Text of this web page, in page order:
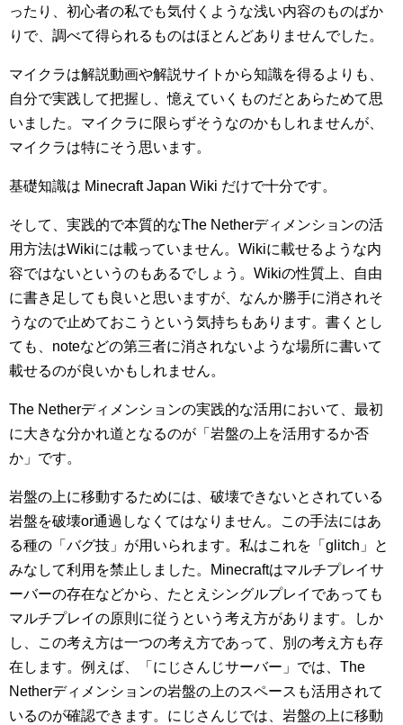
ったり、初心者の私でも気付くような浅い内容のものばか
りで、調べて得られるものはほとんどありませんでした。
マイクラは解説動画や解説サイトから知識を得るよりも、
自分で実践して把握し、憶えていくものだとあらためて思
いました。マイクラに限らずそうなのかもしれませんが、
マイクラは特にそう思います。
基礎知識は Minecraft Japan Wiki だけで十分です。
そして、実践的で本質的なThe Netherディメンションの活
用方法はWikiには載っていません。Wikiに載せるような内
容ではないというのもあるでしょう。Wikiの性質上、自由
に書き足しても良いと思いますが、なんか勝手に消されそ
うなので止めておこうという気持ちもあります。書くとし
ても、noteなどの第三者に消されないような場所に書いて
載せるのが良いかもしれません。
The Netherディメンションの実践的な活用において、最初
に大きな分かれ道となるのが「岩盤の上を活用するか否
か」です。
岩盤の上に移動するためには、破壊できないとされている
岩盤を破壊or通過しなくてはなりません。この手法にはあ
る種の「バグ技」が用いられます。私はこれを「glitch」と
みなして利用を禁止しました。Minecraftはマルチプレイサ
ーバーの存在などから、たとえシングルプレイであっても
マルチプレイの原則に従うという考え方があります。しか
し、この考え方は一つの考え方であって、別の考え方も存
在します。例えば、「にじさんじサーバー」では、The
Netherディメンションの岩盤の上のスペースも活用されて
いるのが確認できます。にじさんじでは、岩盤の上に移動